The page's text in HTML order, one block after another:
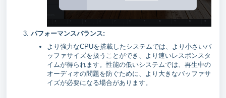
パフォーマンスバランス:
より強力なCPUを搭載したシステムでは、より小さいバ
ッファサイズを扱うことができ、より速いレスポンスタ
イムが得られます。性能の低いシステムでは、再生中の
オーディオの問題を防ぐために、より大きなバッファサ
イズが必要になる場合があります。